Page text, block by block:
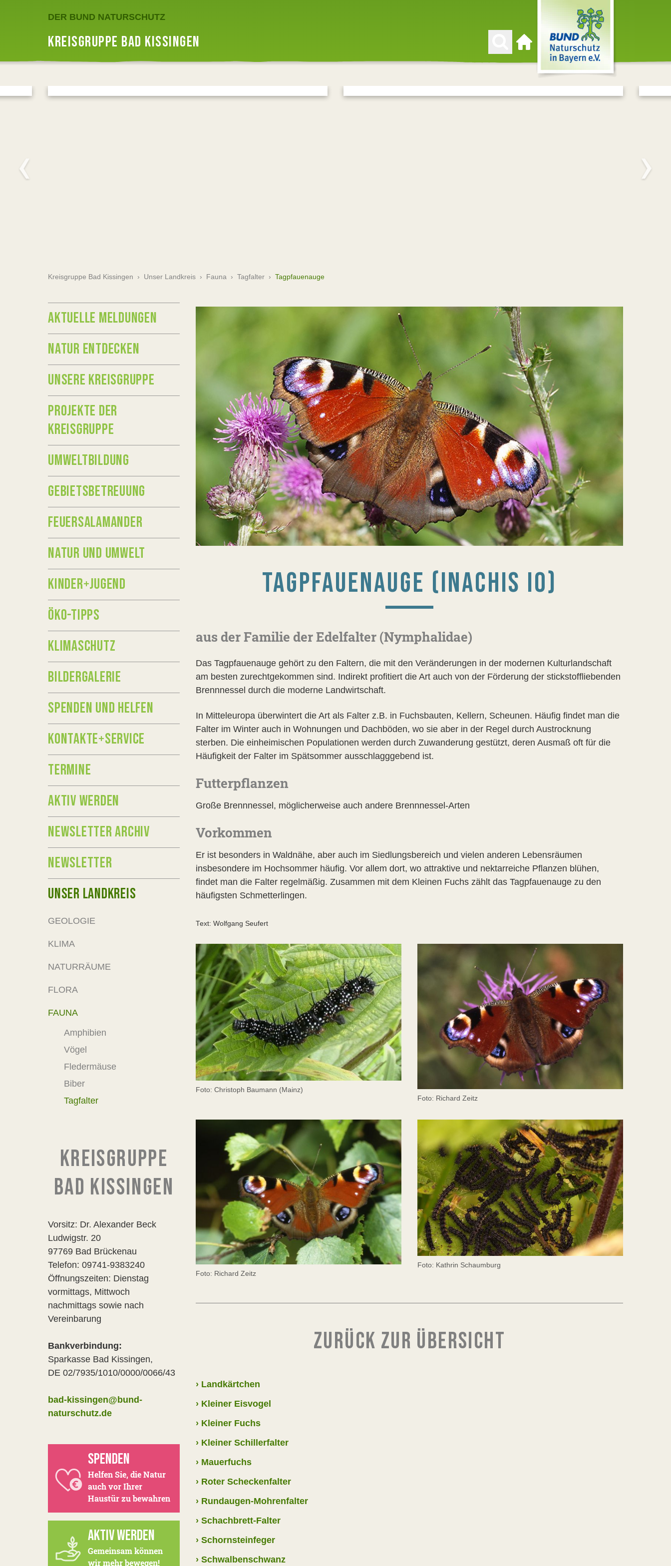
DER BUND NATURSCHUTZ
KREISGRUPPE BAD KISSINGEN
Zur Startseite
Kreisgruppe Bad Kissingen › Unser Landkreis › Fauna › Tagfalter › Tagpfauenauge
TAGPFAUENAUGE (INACHIS IO)
aus der Familie der Edelfalter (Nymphalidae)
Das Tagpfauenauge gehört zu den Faltern, die mit den Veränderungen in der modernen Kulturlandschaft
am besten zurechtgekommen sind. Indirekt profitiert die Art auch von der Förderung der stickstoffliebenden
Brennnessel durch die moderne Landwirtschaft.
In Mitteleuropa überwintert die Art als Falter z.B. in Fuchsbauten, Kellern, Scheunen. Häufig findet man die
Falter im Winter auch in Wohnungen und Dachböden, wo sie aber in der Regel durch Austrocknung
sterben. Die einheimischen Populationen werden durch Zuwanderung gestützt, deren Ausmaß oft für die
Häufigkeit der Falter im Spätsommer ausschlagggebend ist.
Futterpflanzen
Große Brennnessel, möglicherweise auch andere Brennnessel-Arten
Vorkommen
Er ist besonders in Waldnähe, aber auch im Siedlungsbereich und vielen anderen Lebensräumen
insbesondere im Hochsommer häufig. Vor allem dort, wo attraktive und nektarreiche Pflanzen blühen,
findet man die Falter regelmäßig. Zusammen mit dem Kleinen Fuchs zählt das Tagpfauenauge zu den
häufigsten Schmetterlingen.
Text: Wolfgang Seufert
Foto: Christoph Baumann (Mainz)
Foto: Richard Zeitz
Foto: Richard Zeitz
Foto: Kathrin Schaumburg
ZURÜCK ZUR ÜBERSICHT
› Landkärtchen
› Kleiner Eisvogel
› Kleiner Fuchs
› Kleiner Schillerfalter
› Mauerfuchs
› Roter Scheckenfalter
› Rundaugen-Mohrenfalter
› Schachbrett-Falter
› Schornsteinfeger
› Schwalbenschwanz
AKTUELLE MELDUNGEN
NATUR ENTDECKEN
UNSERE KREISGRUPPE
PROJEKTE DER
KREISGRUPPE
UMWELTBILDUNG
GEBIETSBETREUUNG
FEUERSALAMANDER
NATUR UND UMWELT
KINDER+JUGEND
ÖKO-TIPPS
KLIMASCHUTZ
BILDERGALERIE
SPENDEN UND HELFEN
KONTAKTE+SERVICE
TERMINE
AKTIV WERDEN
NEWSLETTER ARCHIV
NEWSLETTER
UNSER LANDKREIS
GEOLOGIE
KLIMA
NATURRÄUME
FLORA
FAUNA
Amphibien
Vögel
Fledermäuse
Biber
Tagfalter
KREISGRUPPE
BAD KISSINGEN
Vorsitz: Dr. Alexander Beck
Ludwigstr. 20
97769 Bad Brückenau
Telefon: 09741-9383240
Öffnungszeiten: Dienstag
vormittags, Mittwoch
nachmittags sowie nach
Vereinbarung
Bankverbindung:
Sparkasse Bad Kissingen,
DE 02/7935/1010/0000/0066/43
bad-kissingen@bund-
naturschutz.de
SPENDEN
Helfen Sie, die Natur
auch vor Ihrer
Haustür zu bewahren
AKTIV WERDEN
Gemeinsam können
wir mehr bewegen!